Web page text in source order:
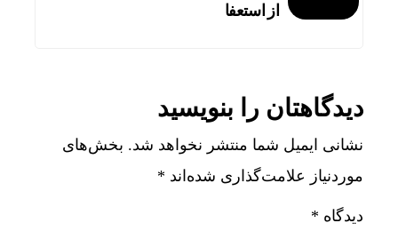
از استعفا
دیدگاهتان را بنویسید
نشانی ایمیل شما منتشر نخواهد شد. بخش‌های
موردنیاز علامت‌گذاری شده‌اند *
دیدگاه *